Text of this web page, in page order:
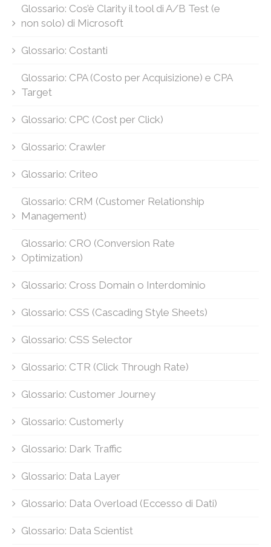
Glossario: Cos’è Clarity il tool di A/B Test (e
non solo) di Microsoft
Glossario: Costanti
Glossario: CPA (Costo per Acquisizione) e CPA
Target
Glossario: CPC (Cost per Click)
Glossario: Crawler
Glossario: Criteo
Glossario: CRM (Customer Relationship
Management)
Glossario: CRO (Conversion Rate
Optimization)
Glossario: Cross Domain o Interdominio
Glossario: CSS (Cascading Style Sheets)
Glossario: CSS Selector
Glossario: CTR (Click Through Rate)
Glossario: Customer Journey
Glossario: Customerly
Glossario: Dark Traffic
Glossario: Data Layer
Glossario: Data Overload (Eccesso di Dati)
Glossario: Data Scientist